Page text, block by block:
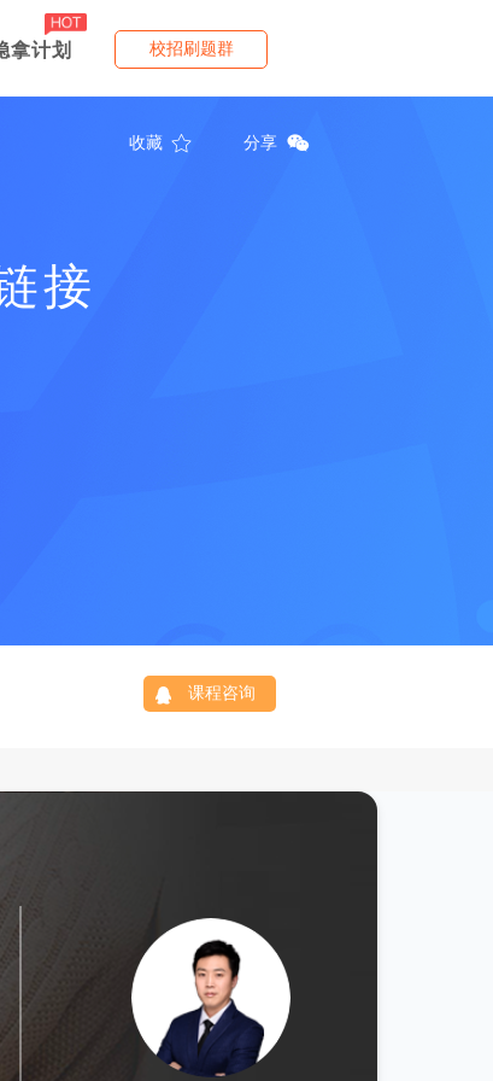
拿计划 校招刷题群
收藏 分享
接
课程咨询